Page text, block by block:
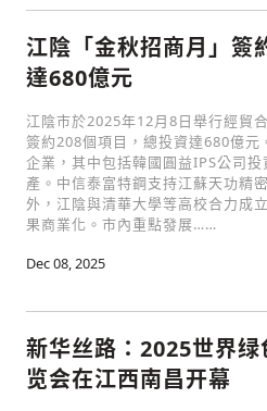
江陰「金秋招商月」簽
達680億元
江陰市於2025年12月8日舉行經貿
簽約208個項目，總投資達680億元
企業，其中包括韓國圓益IPS公司
產。中信泰富特鋼支持江蘇天功精
外，江陰與清華大學等高校合力成
果商業化。市內重點發展……
Dec 08, 2025
新华丝路：2025世界
览会在江西南昌开幕